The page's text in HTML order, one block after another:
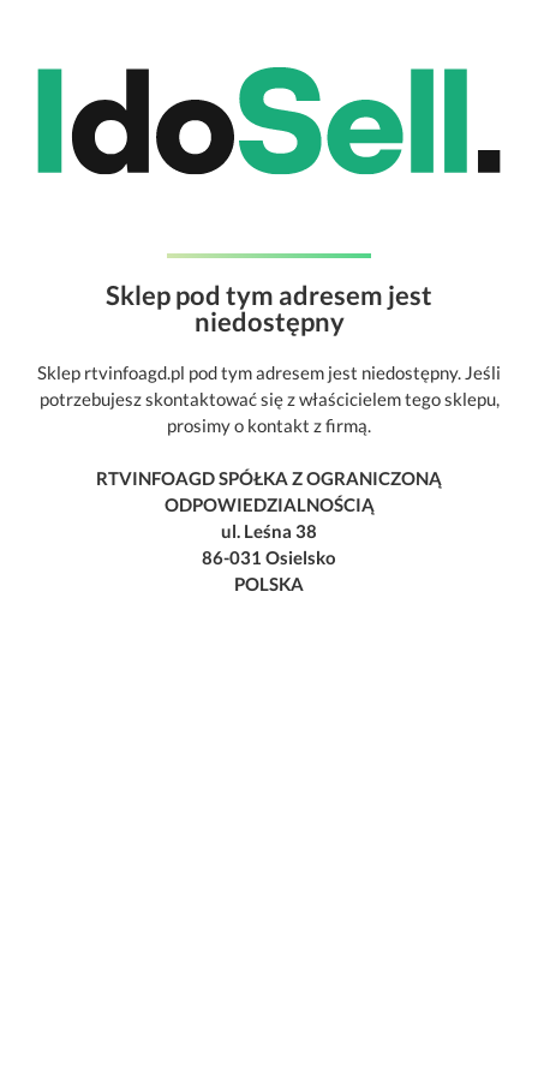
Sklep pod tym adresem jest
niedostępny
Sklep rtvinfoagd.pl pod tym adresem jest niedostępny. Jeśli
potrzebujesz skontaktować się z właścicielem tego sklepu,
prosimy o kontakt z firmą.
RTVINFOAGD SPÓŁKA Z OGRANICZONĄ
ODPOWIEDZIALNOŚCIĄ
ul. Leśna 38
86-031 Osielsko
POLSKA